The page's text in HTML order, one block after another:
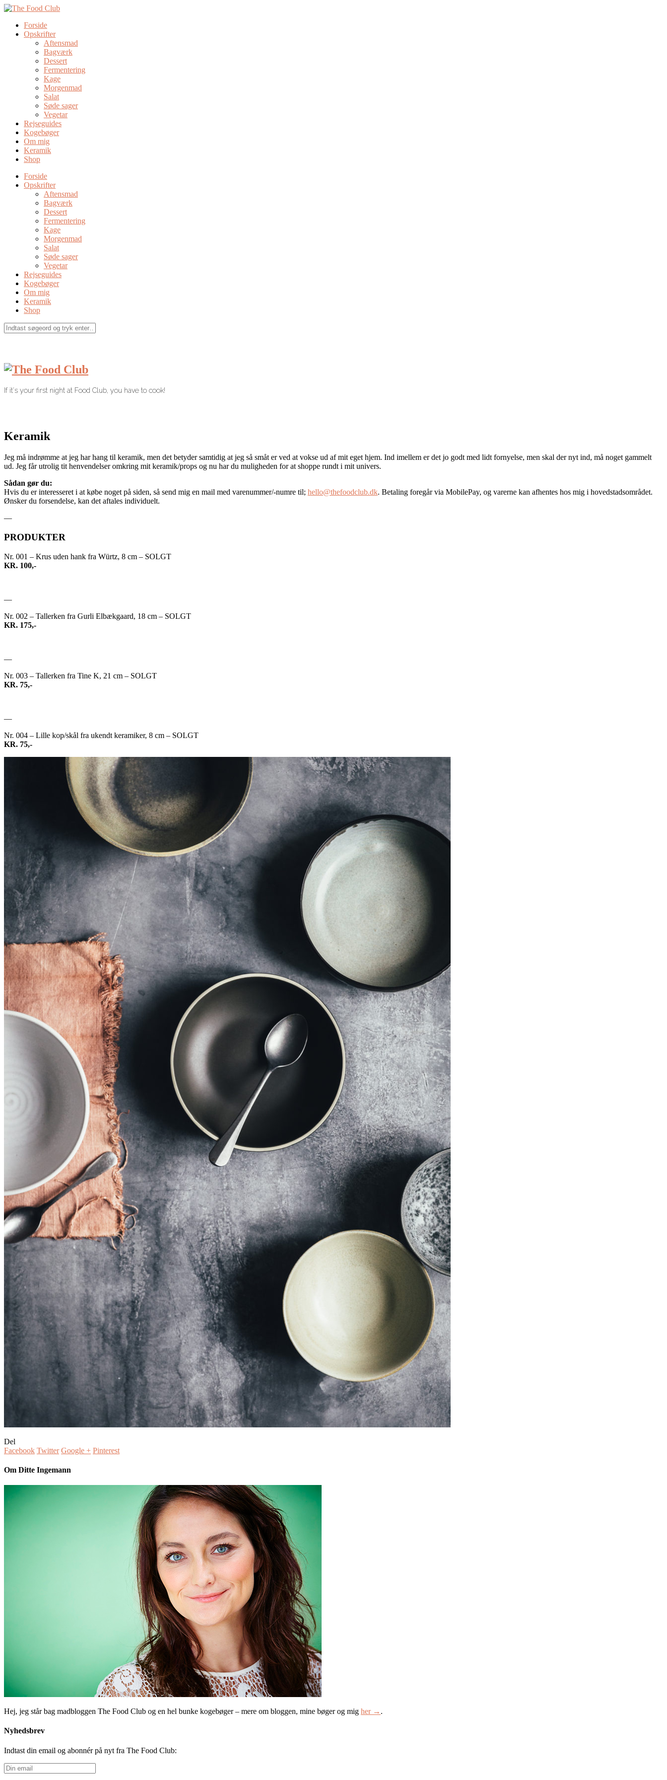
Forside
Opskrifter
Aftensmad
Bagværk
Dessert
Fermentering
Kage
Morgenmad
Salat
Søde sager
Vegetar
Rejseguides
Kogebøger
Om mig
Keramik
Shop
Forside
Opskrifter
Aftensmad
Bagværk
Dessert
Fermentering
Kage
Morgenmad
Salat
Søde sager
Vegetar
Rejseguides
Kogebøger
Om mig
Keramik
Shop
If it's your first night at Food Club, you have to cook!
Keramik
Jeg må indrømme at jeg har hang til keramik, men det betyder samtidig at jeg så småt er ved at vokse ud af mit eget hjem. Ind imellem er det jo godt med lidt fornyelse, men skal der nyt ind, må noget gammelt
ud. Jeg får utrolig tit henvendelser omkring mit keramik/props og nu har du muligheden for at shoppe rundt i mit univers.
Sådan gør du:
Hvis du er interesseret i at købe noget på siden, så send mig en mail med varenummer/-numre til; hello@thefoodclub.dk. Betaling foregår via MobilePay, og varerne kan afhentes hos mig i hovedstadsområdet.
Ønsker du forsendelse, kan det aftales individuelt.
—
PRODUKTER
Nr. 001 – Krus uden hank fra Würtz, 8 cm – SOLGT
KR. 100,-
—
Nr. 002 – Tallerken fra Gurli Elbækgaard, 18 cm – SOLGT
KR. 175,-
—
Nr. 003 – Tallerken fra Tine K, 21 cm – SOLGT
KR. 75,-
—
Nr. 004 – Lille kop/skål fra ukendt keramiker, 8 cm – SOLGT
KR. 75,-
Del
Facebook Twitter Google + Pinterest
Om Ditte Ingemann
Hej, jeg står bag madbloggen The Food Club og en hel bunke kogebøger – mere om bloggen, mine bøger og mig her → .
Nyhedsbrev
Indtast din email og abonnér på nyt fra The Food Club:
Din
email